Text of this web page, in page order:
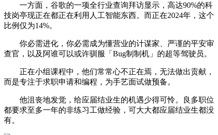
一方面，谷歌的一项全行业查询拜访显示，高达90%的科
技岗亭现正在都正在利用人工智能东西。而正在2024年，这个
比例仅为14%。
你必需进化，你必需成为懂营业的计谋家、严谨的平安审
查官，以及阿谁可以或许驯服「Bug制制机」的超等驾驶员。
正在小组课程中，他们常常心不正在焉，无法做出贡献，
而是专注于求职申请和编程，为手艺面试做预备。
他沮丧地发觉，给应届结业生的机遇少得可怜。良多职位
都要求至多一年的非练习工做经验，可大大都应届结业生都没
有。